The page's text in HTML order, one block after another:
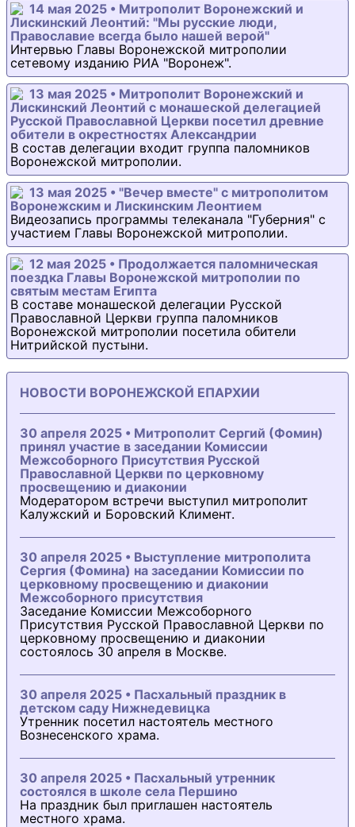
14 мая 2025 • Митрополит Воронежский и
Лискинский Леонтий: "Мы русские люди,
Православие всегда было нашей верой"
Интервью Главы Воронежской митрополии
сетевому изданию РИА "Воронеж".
13 мая 2025 • Митрополит Воронежский и
Лискинский Леонтий с монашеской делегацией
Русской Православной Церкви посетил древние
обители в окрестностях Александрии
В состав делегации входит группа паломников
Воронежской митрополии.
13 мая 2025 • "Вечер вместе" с митрополитом
Воронежским и Лискинским Леонтием
Видеозапись программы телеканала "Губерния" с
участием Главы Воронежской митрополии.
12 мая 2025 • Продолжается паломническая
поездка Главы Воронежской митрополии по
святым местам Египта
В составе монашеской делегации Русской
Православной Церкви группа паломников
Воронежской митрополии посетила обители
Нитрийской пустыни.
НОВОСТИ ВОРОНЕЖСКОЙ ЕПАРХИИ
30 апреля 2025 • Митрополит Сергий (Фомин)
принял участие в заседании Комиссии
Межсоборного Присутствия Русской
Православной Церкви по церковному
просвещению и диаконии
Модератором встречи выступил митрополит
Калужский и Боровский Климент.
30 апреля 2025 • Выступление митрополита
Сергия (Фомина) на заседании Комиссии по
церковному просвещению и диаконии
Межсоборного присутствия
Заседание Комиссии Межсоборного
Присутствия Русской Православной Церкви по
церковному просвещению и диаконии
состоялось 30 апреля в Москве.
30 апреля 2025 • Пасхальный праздник в
детском саду Нижнедевицка
Утренник посетил настоятель местного
Вознесенского храма.
30 апреля 2025 • Пасхальный утренник
состоялся в школе села Першино
На праздник был приглашен настоятель
местного храма.